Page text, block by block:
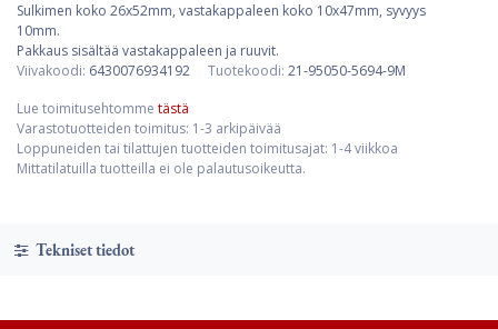
Sulkimen koko 26x52mm, vastakappaleen koko 10x47mm, syvyys
10mm.
Pakkaus sisältää vastakappaleen ja ruuvit.
Viivakoodi: 6430076934192 Tuotekoodi: 21-95050-5694-9M
Lue toimitusehtomme tästä
Varastotuotteiden toimitus: 1-3 arkipäivää
Loppuneiden tai tilattujen tuotteiden toimitusajat: 1-4 viikkoa
Mittatilatuilla tuotteilla ei ole palautusoikeutta.
Tekniset tiedot